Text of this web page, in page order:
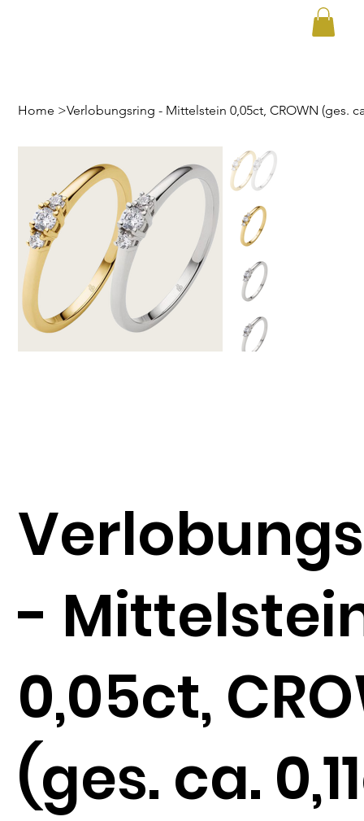
Home >Verlobungsring - Mittelstein 0,05ct, CROWN (ges.
-
0,05ct,
(ges. ca.